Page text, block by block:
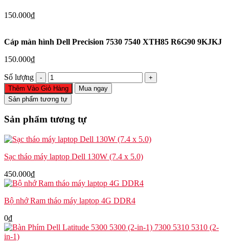
150.000₫
Cáp màn hình Dell Precision 7530 7540 XTH85 R6G90 9KJKJ
150.000₫
Số lượng
Cáp
màn
hình
Dell
7530
XTH85
9KJKJ
Thêm Vào Giỏ Hàng
Mua ngay
Sản phẩm tương tự
Sản phẩm tương tự
Sạc tháo máy laptop Dell 130W (7.4 x 5.0)
450.000₫
Bộ nhớ Ram tháo máy laptop 4G DDR4
0₫